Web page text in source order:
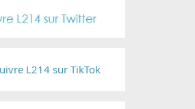
L214 sur TikTok